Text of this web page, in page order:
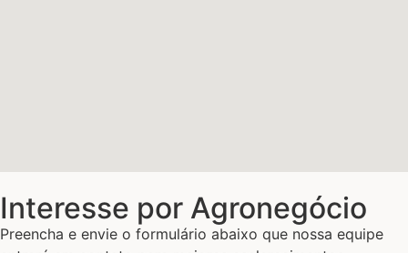
Interesse por Agronegócio
Preencha e envie o formulário abaixo que nossa equipe